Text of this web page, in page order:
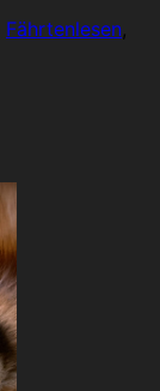
Fährtenlesen,